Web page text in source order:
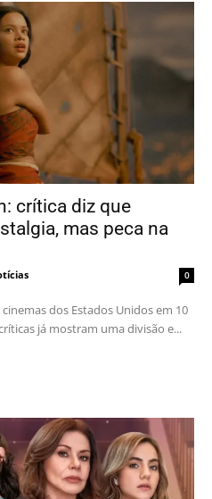
crítica diz que
mas peca na
0
dos Estados Unidos em 10
já mostram uma divisão e...